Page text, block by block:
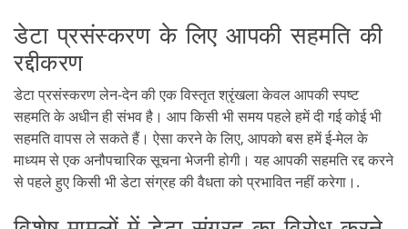
डेटा प्रसंस्करण के लिए आपकी सहमति की
रद्दीकरण
डेटा प्रसंस्करण लेन-देन की एक विस्तृत श्रृंखला केवल आपकी स्पष्ट
सहमति के अधीन ही संभव है। आप किसी भी समय पहले हमें दी गई कोई भी
सहमति वापस ले सकते हैं। ऐसा करने के लिए, आपको बस हमें ई-मेल के
माध्यम से एक अनौपचारिक सूचना भेजनी होगी। यह आपकी सहमति रद्द करने
से पहले हुए किसी भी डेटा संग्रह की वैधता को प्रभावित नहीं करेगा।.